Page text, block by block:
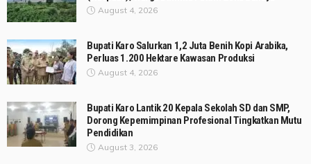
August 4, 2026
Bupati Karo Salurkan 1,2 Juta Benih Kopi Arabika,
Perluas 1.200 Hektare Kawasan Produksi
August 4, 2026
Bupati Karo Lantik 20 Kepala Sekolah SD dan SMP,
Dorong Kepemimpinan Profesional Tingkatkan Mutu
Pendidikan
August 3, 2026